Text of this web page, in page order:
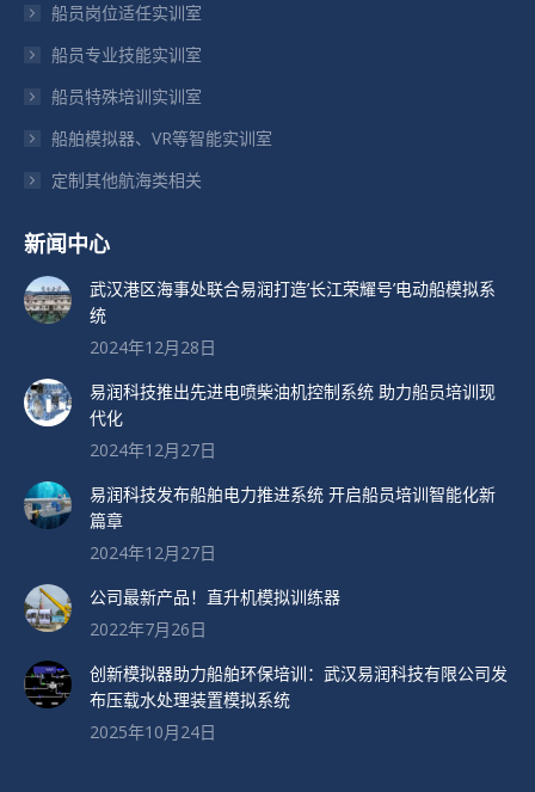
口
中
打
口
中
打
口
中
打
船员岗位适任实训室
船员专业技能实训室
船员特殊培训实训室
船舶模拟器、VR等智能实训室
定制其他航海类相关
新闻中心
武汉港区海事处联合易润打造’长江荣耀号’电动船模拟系
统
2024年12月28日
易润科技推出先进电喷柴油机控制系统 助力船员培训现
代化
2024年12月27日
易润科技发布船舶电力推进系统 开启船员培训智能化新
篇章
2024年12月27日
公司最新产品！直升机模拟训练器
2022年7月26日
创新模拟器助力船舶环保培训：武汉易润科技有限公司发
布压载水处理装置模拟系统
2025年10月24日